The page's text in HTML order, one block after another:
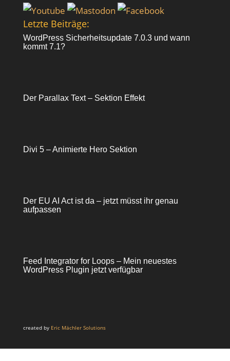
Letzte Beiträge:
WordPress Sicherheitsupdate 7.0.3 und wann
kommt 7.1?
Der Parallax Text – Sektion Effekt
Divi 5 – Animierte Hero Sektion
Der EU AI Act ist da – jetzt müsst ihr genau
aufpassen
Feed Integrator for Loops – Mein neuestes
WordPress Plugin jetzt verfügbar
created by Eric Mächler Solutions